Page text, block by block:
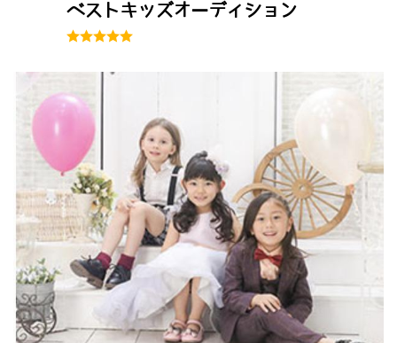
ベストキッズオーディション